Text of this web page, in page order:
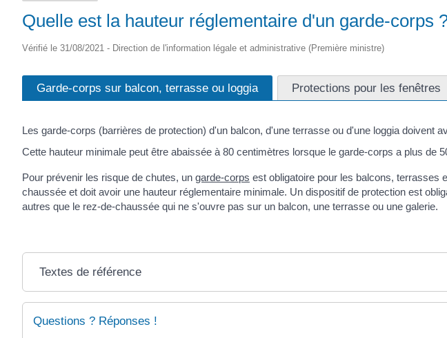
Quelle est la hauteur réglementaire d'un garde-corps
Vérifié le 31/08/2021 - Direction de l'information légale et administrative (Première ministre)
Garde-corps sur balcon, terrasse ou loggia Protections pour les fenêtres
Les garde-corps (barrières de protection) d'un balcon, d'une terrasse ou d'une loggia doivent
Cette hauteur minimale peut être abaissée à 80 centimètres lorsque le garde-corps a plus de
Pour prévenir les risque de chutes, un garde-corps est obligatoire pour les balcons, terrasses
chaussée et doit avoir une hauteur réglementaire minimale. Un dispositif de protection est
autres que le rez-de-chaussée qui ne s'ouvre pas sur un balcon, une terrasse ou une galerie.
Textes de référence
Questions ? Réponses !